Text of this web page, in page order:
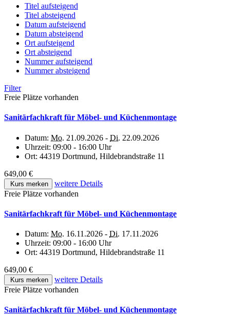
Titel aufsteigend
Titel absteigend
Datum aufsteigend
Datum absteigend
Ort aufsteigend
Ort absteigend
Nummer aufsteigend
Nummer absteigend
Filter
Freie Plätze vorhanden
Sanitärfachkraft für Möbel- und Küchenmontage
Datum: Mo. 21.09.2026 - Di. 22.09.2026
Uhrzeit: 09:00 - 16:00 Uhr
Ort: 44319 Dortmund, Hildebrandstraße 11
649,00 €
Kurs merken
weitere Details
Freie Plätze vorhanden
Sanitärfachkraft für Möbel- und Küchenmontage
Datum: Mo. 16.11.2026 - Di. 17.11.2026
Uhrzeit: 09:00 - 16:00 Uhr
Ort: 44319 Dortmund, Hildebrandstraße 11
649,00 €
Kurs merken
weitere Details
Freie Plätze vorhanden
Sanitärfachkraft für Möbel- und Küchenmontage